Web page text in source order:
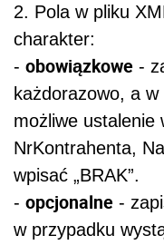
2. Pola w pliku
charakter:
- obowiązkowe -
każdorazowo, a
możliwe ustalenie
NrKontrahenta,
wpisać „BRAK”.
- opcjonalne -
w przypadku